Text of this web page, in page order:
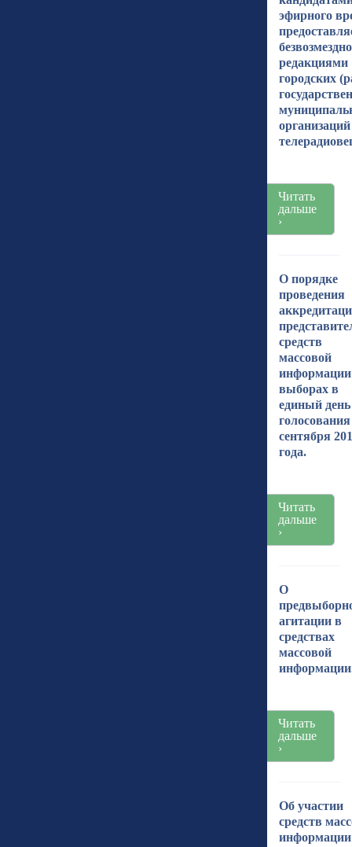
эфирного
редакциями
городских
организаций
Читать
дальше
›
О порядке
проведения
средств
массовой
выборах в
единый день
сентября
года.
Читать
дальше
›
О
агитации в
средствах
массовой
Читать
дальше
›
Об участии
средств